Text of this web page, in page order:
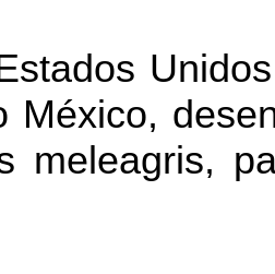
México,
meleagris,